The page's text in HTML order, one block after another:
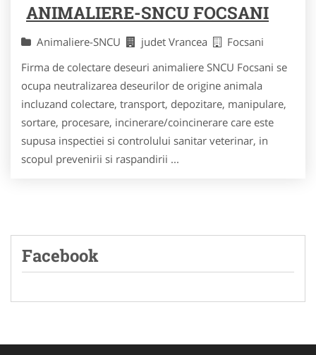
ANIMALIERE-SNCU FOCSANI
Animaliere-SNCU judet Vrancea
Focsani
Firma de colectare deseuri animaliere SNCU Focsani se
ocupa neutralizarea deseurilor de origine animala
incluzand colectare, transport, depozitare, manipulare,
sortare, procesare, incinerare/coincinerare care este
supusa inspectiei si controlului sanitar veterinar, in
scopul prevenirii si raspandirii ...
Facebook